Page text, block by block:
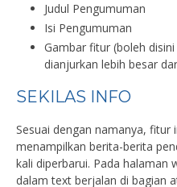
Judul Pengumuman
Isi Pengumuman
Gambar fitur (boleh
dianjurkan lebih besar
SEKILAS INFO
Sesuai dengan namanya, fitur
menampilkan berita-berita
kali diperbarui. Pada halaman
dalam text berjalan di bagian